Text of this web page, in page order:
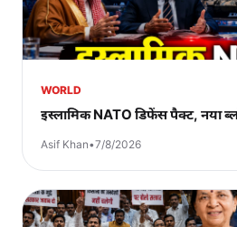
WORLD
इस्लामिक NATO डिफेंस पैक्ट, नया
Asif Khan•7/8/2026